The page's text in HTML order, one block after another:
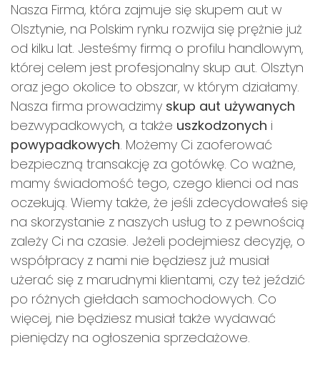
Nasza Firma, która zajmuje się skupem aut w
Olsztynie, na Polskim rynku rozwija się prężnie już
od kilku lat. Jesteśmy firmą o profilu handlowym,
której celem jest profesjonalny skup aut. Olsztyn
oraz jego okolice to obszar, w którym działamy.
Nasza firma prowadzimy skup aut używanych
bezwypadkowych, a także uszkodzonych i
powypadkowych. Możemy Ci zaoferować
bezpieczną transakcję za gotówkę. Co ważne,
mamy świadomość tego, czego klienci od nas
oczekują. Wiemy także, że jeśli zdecydowałeś się
na skorzystanie z naszych usług to z pewnością
zależy Ci na czasie. Jeżeli podejmiesz decyzję, o
współpracy z nami nie będziesz już musiał
użerać się z marudnymi klientami, czy też jeździć
po różnych giełdach samochodowych. Co
więcej, nie będziesz musiał także wydawać
pieniędzy na ogłoszenia sprzedażowe.